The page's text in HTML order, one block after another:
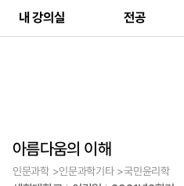
내 강의실 전공
아름다움의 이해
인문과학 >인문과학기타 >국민윤리학